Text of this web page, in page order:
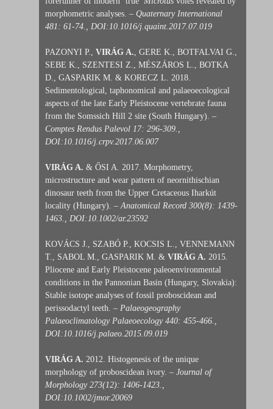
morphometric analyses. – Quaternary International
481: 61-74., DOI:10.1016/j.quaint.2017.07.019
PAZONYI P., VIRÁG A., GERE K., BOTFALVAI G.,
SEBE K., SZENTESI Z., MÉSZÁROS L., BOTKA
D., GASPARIK M. & KORECZ L. 2018.
Sedimentological, taphonomical and palaeoecological
aspects of the late Early Pleistocene vertebrate fauna
from the Somssich Hill 2 site (South Hungary). –
Comptes Rendus Palevol 17: 296-309.,
DOI:10.1016/j.crpv.2017.06.007
VIRÁG A. & ŐSI A. 2017. Morphometry,
microstructure and wear pattern of neornithischian
dinosaur teeth from the Upper Cretaceous Iharkút
locality (Hungary). –Anatomical Record 300(8): 1439-
1463., DOI:10.1002/ar.23592
KOVÁCS J., SZABÓ P., KOCSIS L., VENNEMANN
T., SABOL M., GASPARIK M. & VIRÁG A. 2015.
Pliocene and Early Pleistocene paleoenvironmental
conditions in the Pannonian Basin (Hungary, Slovakia):
Stable isotope analyses of fossil proboscidean and
perissodactyl teeth. – Palaeogeography
Palaeoclimatology Palaeoecology 440: 455-466.,
DOI:10.1016/j.palaeo.2015.09.019
VIRÁG A. 2012. Histogenesis of the unique
morphology of proboscidean ivory. – Journal of
Morphology 273(12): 1406-1423.,
DOI:10.1002/jmor.20069